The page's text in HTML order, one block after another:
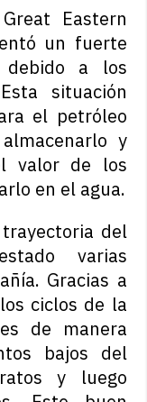
Eastern
un fuerte
debido a los
situación
el petróleo
y
valor de los
en el agua.
del
varias
Gracias a
ciclos de la
de manera
bajos del
y luego